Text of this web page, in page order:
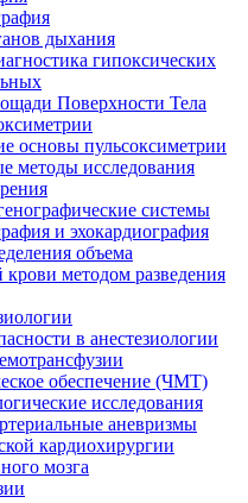
дыхания
гипоксических
Поверхности Тела
основы пульсоксиметрии
методы исследования
системы
и эхокардиография
объема
методом разведения
в анестезиологии
обеспечение (ЧМТ)
исследования
аневризмы
кардиохирургии
мозга